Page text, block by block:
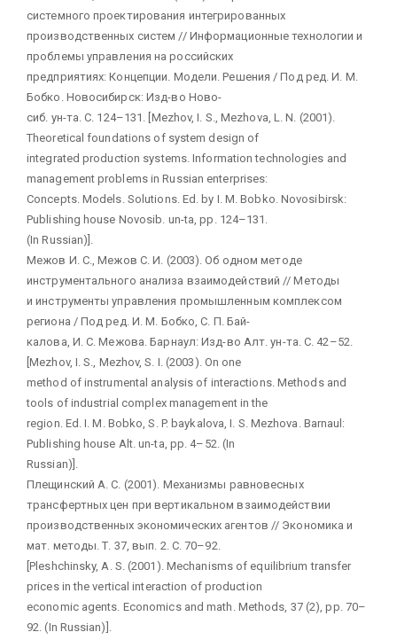
системного проектирования интегрированных
производственных систем // Информационные технологии и
проблемы управления на российских
предприятиях: Концепции. Модели. Решения / Под ред. И. М.
Бобко. Новосибирск: Изд-во Ново-
сиб. ун-та. С. 124–131. [Mezhov, I. S., Mezhova, L. N. (2001).
Theoretical foundations of system design of
integrated production systems. Information technologies and
management problems in Russian enterprises:
Concepts. Models. Solutions. Ed. by I. M. Bobko. Novosibirsk:
Publishing house Novosib. un-ta, рр. 124–131.
(In Russian)].
Межов И. С., Межов С. И. (2003). Об одном методе
инструментального анализа взаимодействий // Методы
и инструменты управления промышленным комплексом
региона / Под ред. И. М. Бобко, С. П. Бай-
калова, И. С. Межова. Барнаул: Изд-во Алт. ун-та. С. 42–52.
[Mezhov, I. S., Mezhov, S. I. (2003). On one
method of instrumental analysis of interactions. Methods and
tools of industrial complex management in the
region. Ed. I. M. Bobko, S. P. baykalova, I. S. Mezhova. Barnaul:
Publishing house Alt. un-ta, рр. 4–52. (In
Russian)].
Плещинский А. С. (2001). Механизмы равновесных
трансфертных цен при вертикальном взаимодействии
производственных экономических агентов // Экономика и
мат. методы. Т. 37, вып. 2. С. 70–92.
[Pleshchinsky, A. S. (2001). Mechanisms of equilibrium transfer
prices in the vertical interaction of production
economic agents. Economics and math. Methods, 37 (2), pp. 70–
92. (In Russian)].